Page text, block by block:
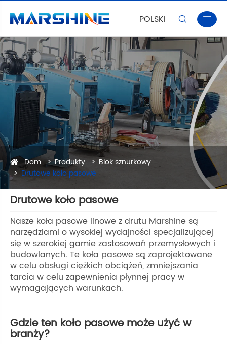
POLSKI  
Dom Produkty
Blok sznurkowy
Drutowe koło pasowe
Drutowe koło pasowe
Nasze koła pasowe linowe z drutu Marshine są
narzędziami o wysokiej wydajności specjalizującej
się w szerokiej gamie zastosowań przemysłowych i
budowlanych. Te koła pasowe są zaprojektowane
w celu obsługi ciężkich obciążeń, zmniejszania
tarcia w celu zapewnienia płynnej pracy w
wymagających warunkach.
Gdzie ten koło pasowe może użyć w
branży?